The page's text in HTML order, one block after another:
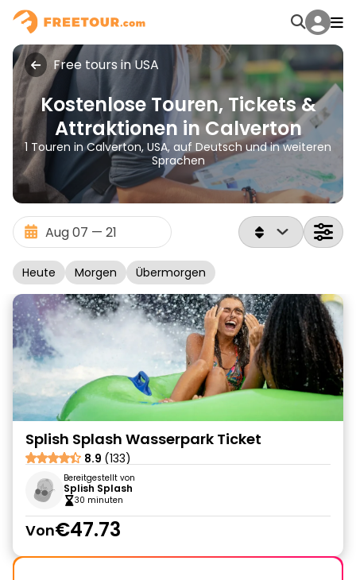
Free tours in USA
Kostenlose Touren, Tickets &
Attraktionen in Calverton
1 Touren in Calverton, USA, auf Deutsch und in weiteren
Sprachen
Heute Morgen Übermorgen
Splish Splash Wasserpark Ticket
8.9 (133)
Bereitgestellt von
Splish Splash
30 minuten
Von€47.73